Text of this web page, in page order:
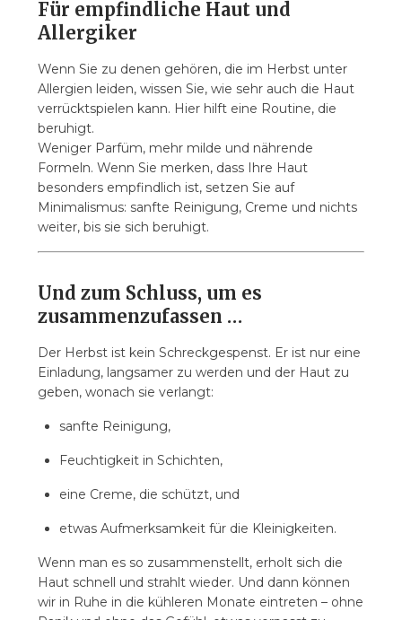
Für empfindliche Haut und
Allergiker
Wenn Sie zu denen gehören, die im Herbst unter
Allergien leiden, wissen Sie, wie sehr auch die Haut
verrücktspielen kann. Hier hilft eine Routine, die
beruhigt.
Weniger Parfüm, mehr milde und nährende
Formeln. Wenn Sie merken, dass Ihre Haut
besonders empfindlich ist, setzen Sie auf
Minimalismus: sanfte Reinigung, Creme und nichts
weiter, bis sie sich beruhigt.
Und zum Schluss, um es
zusammenzufassen …
Der Herbst ist kein Schreckgespenst. Er ist nur eine
Einladung, langsamer zu werden und der Haut zu
geben, wonach sie verlangt:
sanfte Reinigung,
Feuchtigkeit in Schichten,
eine Creme, die schützt, und
etwas Aufmerksamkeit für die Kleinigkeiten.
Wenn man es so zusammenstellt, erholt sich die
Haut schnell und strahlt wieder. Und dann können
wir in Ruhe in die kühleren Monate eintreten – ohne